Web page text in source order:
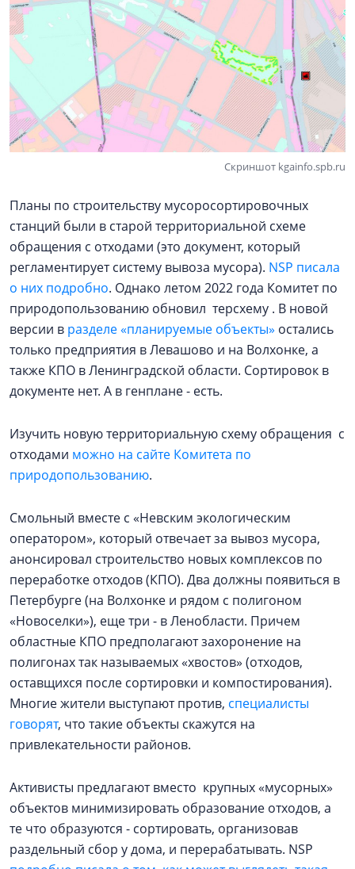
Скриншот kgainfo.spb.ru
Планы по строительству мусоросортировочных
станций были в старой территориальной схеме
обращения с отходами (это документ, который
регламентирует систему вывоза мусора). NSP писала
о них подробно. Однако летом 2022 года Комитет по
природопользованию обновил терсхему . В новой
версии в разделе «планируемые объекты» остались
только предприятия в Левашово и на Волхонке, а
также КПО в Ленинградской области. Сортировок в
документе нет. А в генплане - есть.
Изучить новую территориальную схему обращения с
отходами можно на сайте Комитета по
природопользованию.
Смольный вместе с «Невским экологическим
оператором», который отвечает за вывоз мусора,
анонсировал строительство новых комплексов по
переработке отходов (КПО). Два должны появиться в
Петербурге (на Волхонке и рядом с полигоном
«Новоселки»), еще три - в Ленобласти. Причем
областные КПО предполагают захоронение на
полигонах так называемых «хвостов» (отходов,
оставщихся после сортировки и компостирования).
Многие жители выступают против, специалисты
говорят, что такие объекты скажутся на
привлекательности районов.
Активисты предлагают вместо крупных «мусорных»
объектов минимизировать образование отходов, а
те что образуются - сортировать, организовав
раздельный сбор у дома, и перерабатывать. NSP